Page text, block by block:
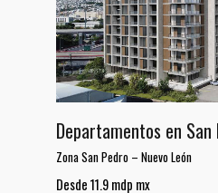
Departamentos en San
Zona San Pedro – Nuevo León
Desde 11.9 mdp mx